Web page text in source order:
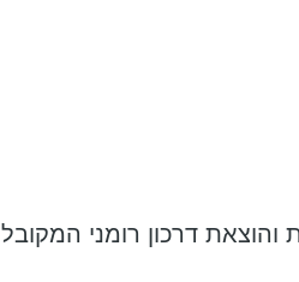
והוצאת דרכון רומני